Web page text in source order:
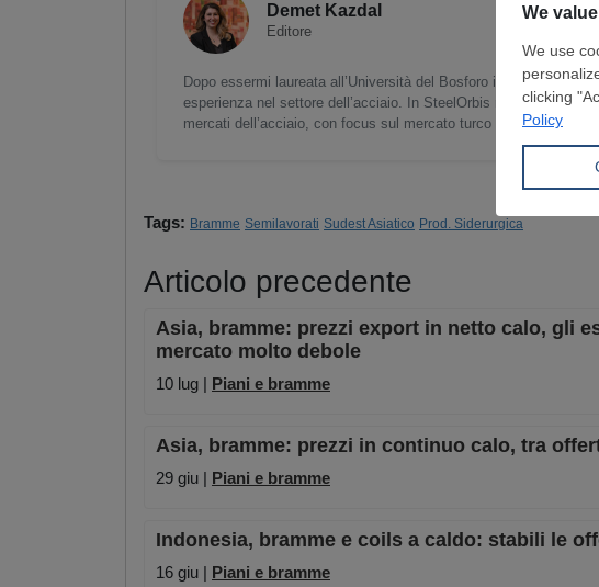
Demet Kazdal
Editore
Dopo essermi laureata all’Università del Bosforo in Lingua e
esperienza nel settore dell’acciaio. In SteelOrbis ricopro il ruolo
mercati dell’acciaio, con focus sul mercato turco e sulle
Tags: Bramme Semilavorati Sudest Asiatico Prod. Siderurgica
Articolo precedente
Asia, bramme: prezzi export in netto calo, gli
mercato molto debole
10 lug | Piani e bramme
Asia, bramme: prezzi in continuo calo, tra
29 giu | Piani e bramme
Indonesia, bramme e coils a caldo: stabili le
16 giu | Piani e bramme